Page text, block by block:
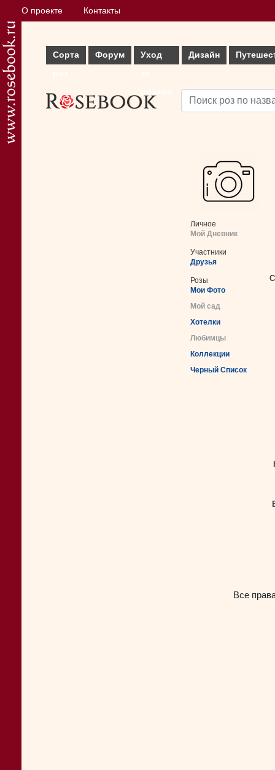
О проекте Контакты
Сорта
Форум
Уход
Дизайн
Личное
Мой Дневник
Участники
Друзья
Розы
Мои Фото
Мой сад
Хотелки
Любимцы
Коллекции
Черный Список
Все